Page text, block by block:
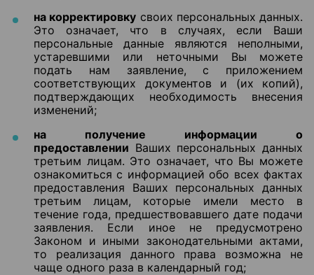
на корректировку своих персональных данных.
Это означает, что в случаях, если Ваши
персональные данные являются неполными,
устаревшими или неточными Вы можете
подать нам заявление, с приложением
соответствующих документов и (их копий),
подтверждающих необходимость внесения
изменений;
на получение информации о
предоставлении Ваших персональных данных
третьим лицам. Это означает, что Вы можете
ознакомиться с информацией обо всех фактах
предоставления Ваших персональных данных
третьим лицам, которые имели место в
течение года, предшествовавшего дате подачи
заявления. Если иное не предусмотрено
Законом и иными законодательными актами,
то реализация данного права возможна не
чаще одного раза в календарный год;